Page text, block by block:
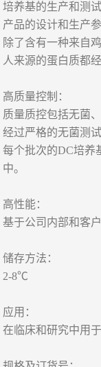
培养基的生产和测
产品的设计和生产
除了含有一种来自
人来源的蛋白质都
高质量控制：
质量质控包括无菌
经过严格的无菌测
每个批次的DC培养
中。
高性能：
基于公司内部和客
储存方法：
2-8℃
应用：
在临床和研究中用